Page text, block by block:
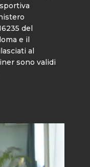
del
e il
al
sono validi